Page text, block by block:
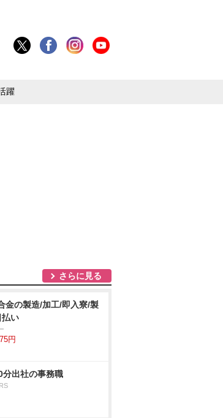
躍
さらに見る
金の製造/加工/即入寮/製
払い
円
分出社の事務職